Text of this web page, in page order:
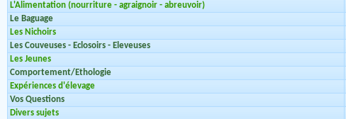
L'Alimentation (nourriture - agraignoir - abreuvoir)
Le Baguage
Les Nichoirs
Les Couveuses - Eclosoirs - Eleveuses
Les Jeunes
Comportement/Ethologie
Expériences d'élevage
Vos Questions
Divers sujets